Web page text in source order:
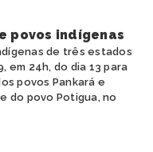
povos indígenas
de três estados
em 24h, do dia 13 para
povos Pankará e
do povo Potigua, no